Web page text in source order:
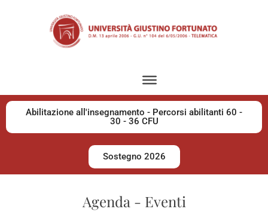
Abilitazione all'insegnamento - Percorsi abilitanti 60 -
30 - 36 CFU
Sostegno 2026
Agenda - Eventi